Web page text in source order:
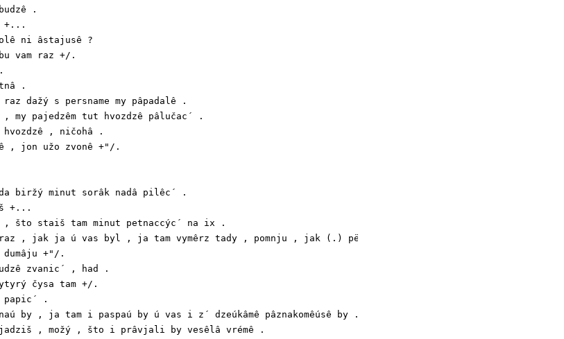
.
+...
ni âstajusê ?
vam raz +/.
.
dažý s persname my pâpadalê .
my pajedzêm tut hvozdzê pâlučac´ .
hvozdzê , ničohâ .
, jon užo zvonê +"/.
biržý minut sorâk nadâ pilêc´ .
+...
, što staiš tam minut petnaccýc´ na ix .
, jak ja ú vas byl , ja tam vymêrz tady , pomnju , jak (.) pës .
+"/.
zvanic´ , had .
čysa tam +/.
papic´ .
by , ja tam i paspaú by ú vas i z´ dzeúkâmê pâznakomêúsê by .
, možý , što i prâvjali by vesêlâ vrémê .